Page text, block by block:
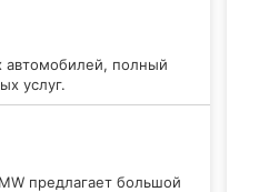
полный
услуг.
предлагает большой